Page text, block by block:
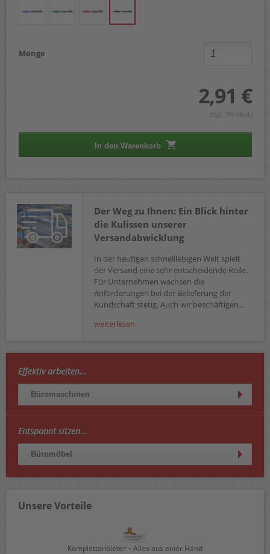
Menge
2,91 €
(zzgl. 19% Mwst.)
In den Warenkorb
Der Weg zu Ihnen: Ein Blick hinter
die Kulissen unserer
Versandabwicklung
In der heutigen schnelllebigen Welt spielt
der Versand eine sehr entscheidende Rolle.
Für Unternehmen wachsen die
Anforderungen bei der Belieferung der
Kundschaft stetig. Auch wir beschäftigen...
weiterlesen
Effektiv arbeiten...
Büromaschinen
Entspannt sitzen...
Büromöbel
Unsere Vorteile
Komplettanbieter – Alles aus einer Hand